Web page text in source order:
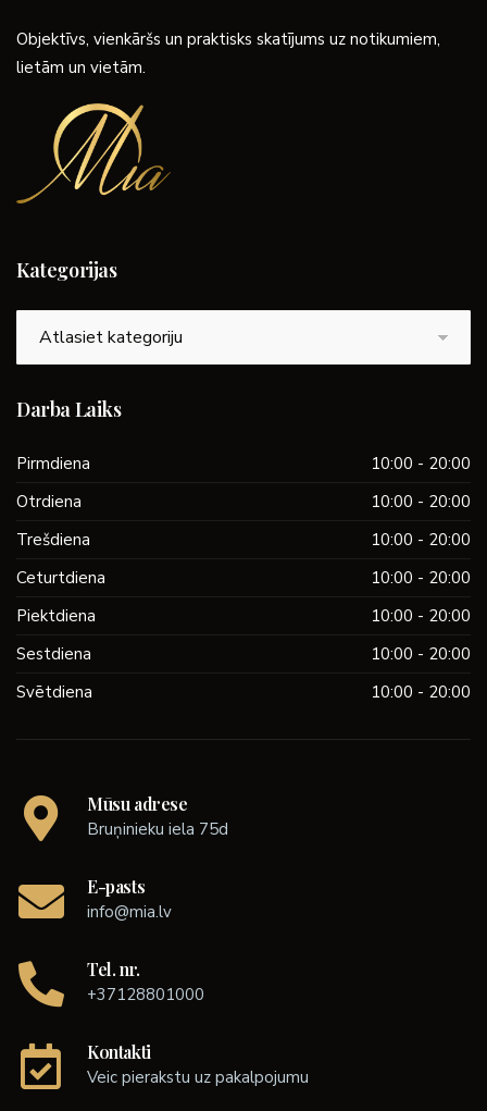
Objektīvs, vienkāršs un praktisks skatījums uz notikumiem,
lietām un vietām.
Kategorijas
Darba Laiks
Pirmdiena
10:00 - 20:00
Otrdiena
10:00 - 20:00
Trešdiena
10:00 - 20:00
Ceturtdiena
10:00 - 20:00
Piektdiena
10:00 - 20:00
Sestdiena
10:00 - 20:00
Svētdiena
10:00 - 20:00
Mūsu adrese
Bruņinieku iela 75d
E-pasts
info@mia.lv
Tel. nr.
+37128801000
Kontakti
Veic pierakstu uz pakalpojumu